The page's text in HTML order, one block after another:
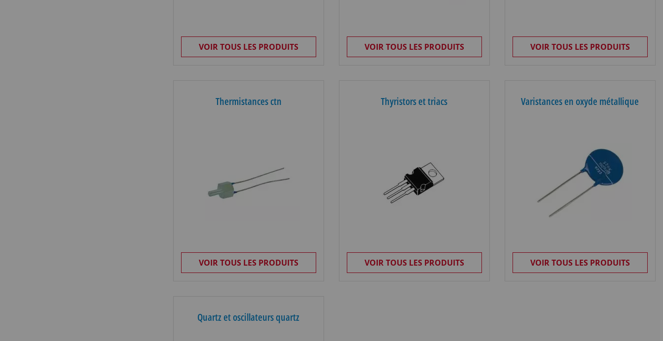
VOIR TOUS LES PRODUITS VOIR TOUS LES PRODUITS VOIR TOUS LES PRODUITS
Thermistances ctn
VOIR TOUS LES PRODUITS
Thyristors et triacs
VOIR TOUS LES PRODUITS
Varistances en oxyde métallique
VOIR TOUS LES PRODUITS
Quartz et oscillateurs quartz